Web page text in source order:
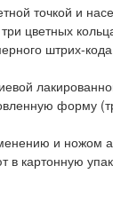
точкой и
цветных
штрих-
форму
и ножом
картонную